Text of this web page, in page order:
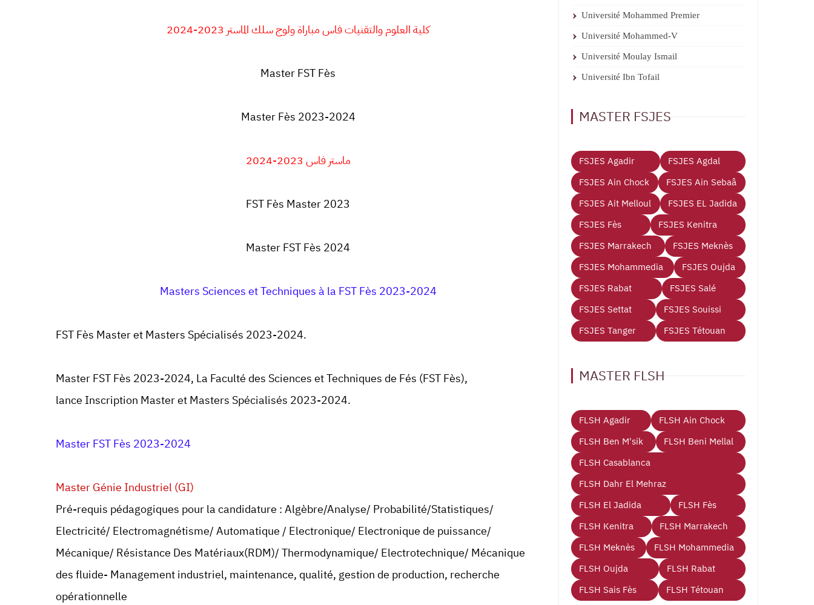
كلية العلوم والتقنيات فاس مباراة ولوج سلك الماستر 2023-2024
Master FST Fès
Master Fès 2023-2024
ماستر فاس 2023-2024
FST Fès Master 2023
Master FST Fès 2024
Masters Sciences et Techniques à la FST Fès 2023-2024
FST Fès Master et Masters Spécialisés 2023-2024.
Master FST Fès 2023-2024, La Faculté des Sciences et Techniques de Fés (FST Fès),
lance Inscription Master et Masters Spécialisés 2023-2024.
Master FST Fès 2023-2024
Master Génie Industriel (GI)
Pré-requis pédagogiques pour la candidature : Algèbre/Analyse/ Probabilité/Statistiques/
Electricité/ Electromagnétisme/ Automatique / Electronique/ Electronique de puissance/
Mécanique/ Résistance Des Matériaux(RDM)/ Thermodynamique/ Electrotechnique/ Mécanique
des fluide- Management industriel, maintenance, qualité, gestion de production, recherche
opérationnelle
Université Mohammed Premier
Université Mohammed-V
Université Moulay Ismail
Université Ibn Tofail
MASTER FSJES
FSJES Agadir
FSJES Agdal
FSJES Ain Chock
FSJES Ain Sebaâ
FSJES Ait Melloul
FSJES EL Jadida
FSJES Fès
FSJES Kenitra
FSJES Marrakech
FSJES Meknès
FSJES Mohammedia
FSJES Oujda
FSJES Rabat
FSJES Salé
FSJES Settat
FSJES Souissi
FSJES Tanger
FSJES Tétouan
MASTER FLSH
FLSH Agadir
FLSH Ain Chock
FLSH Ben M'sik
FLSH Beni Mellal
FLSH Casablanca
FLSH Dahr El Mehraz
FLSH El Jadida
FLSH Fès
FLSH Kenitra
FLSH Marrakech
FLSH Meknès
FLSH Mohammedia
FLSH Oujda
FLSH Rabat
FLSH Sais Fès
FLSH Tétouan